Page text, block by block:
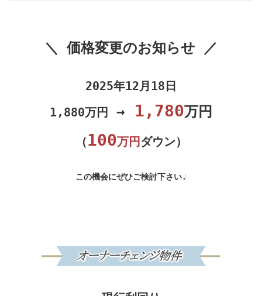
＼ 価格変更のお知らせ ／
2025年12月18日
1,880万円
→ 1,780万円
（100万円 ダウン）
この機会にぜひご検討下さい♩